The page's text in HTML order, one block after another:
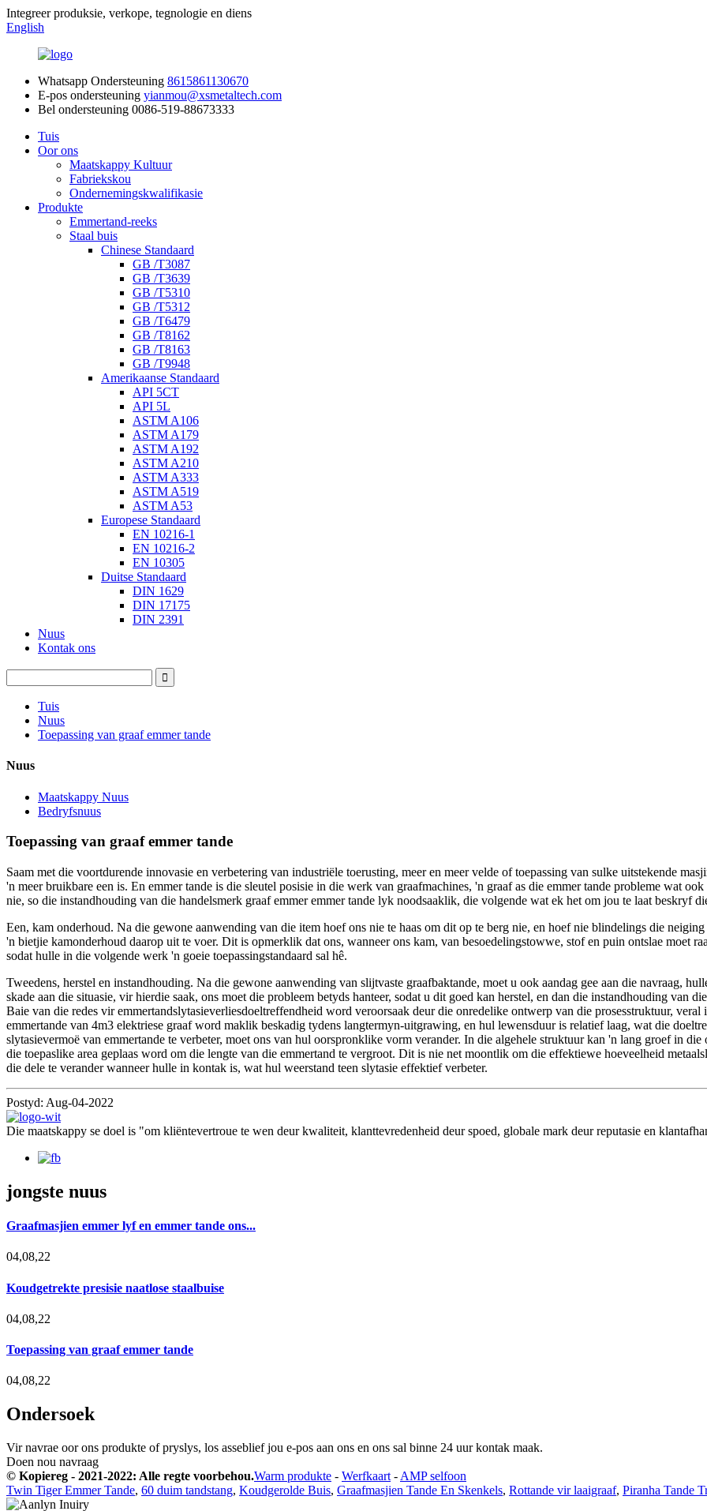
Integreer produksie, verkope, tegnologie en diens
English
Whatsapp Ondersteuning 8615861130670
E-pos ondersteuning yianmou@xsmetaltech.com
Bel ondersteuning 0086-519-88673333
Tuis
Oor ons
Maatskappy Kultuur
Fabriekskou
Ondernemingskwalifikasie
Produkte
Emmertand-reeks
Staal buis
Chinese Standaard
GB /T3087
GB /T3639
GB /T5310
GB /T5312
GB /T6479
GB /T8162
GB /T8163
GB /T9948
Amerikaanse Standaard
API 5CT
API 5L
ASTM A106
ASTM A179
ASTM A192
ASTM A210
ASTM A333
ASTM A519
ASTM A53
Europese Standaard
EN 10216-1
EN 10216-2
EN 10305
Duitse Standaard
DIN 1629
DIN 17175
DIN 2391
Nuus
Kontak ons
Tuis
Nuus
Toepassing van graaf emmer tande
Nuus
Maatskappy Nuus
Bedryfsnuus
Toepassing van graaf emmer tande
Saam met die voortdurende innovasie en verbetering van industriële toerusting, meer en meer velde of toepassing van sulke uitstekende
'n meer bruikbare een is. En emmer tande is die sleutel posisie in die werk van graafmachines, 'n graaf as die emmer tande probleme wat
nie, so die instandhouding van die handelsmerk graaf emmer emmer tande lyk noodsaaklik, die volgende wat ek het om jou te laat beskryf
Een, kam onderhoud. Na die gewone aanwending van die item hoef ons nie te haas om dit op te berg nie, en hoef nie blindelings die
'n bietjie kamonderhoud daarop uit te voer. Dit is opmerklik dat ons, wanneer ons kam, van besoedelingstowwe, stof en puin ontslae moet
sodat hulle in die volgende werk 'n goeie toepassingstandaard sal hê.
Tweedens, herstel en instandhouding. Na die gewone aanwending van slijtvaste graafbaktande, moet u ook aandag gee aan die navraag,
skade aan die situasie, vir hierdie saak, ons moet die probleem betyds hanteer, sodat u dit goed kan herstel, en dan die instandhouding van
Baie van die redes vir emmertandslytasieverliesdoeltreffendheid word veroorsaak deur die onredelike ontwerp van die prosesstruktuur,
emmertande van 4m3 elektriese graaf word maklik beskadig tydens langtermyn-uitgrawing, en hul lewensduur is relatief laag, wat die
slytasievermoë van emmertande te verbeter, moet ons van hul oorspronklike vorm verander. In die algehele struktuur kan 'n lang groef in
die toepaslike area geplaas word om die lengte van die emmertand te vergroot. Dit is nie net moontlik om die effektiewe hoeveelheid
die dele te verander wanneer hulle in kontak is, wat hul weerstand teen slytasie effektief verbeter.
Postyd: Aug-04-2022
Die maatskappy se doel is "om kliëntevertroue te wen deur kwaliteit, klanttevredenheid deur spoed, globale mark deur reputasie en
jongste nuus
Graafmasjien emmer lyf en emmer tande ons...
04,08,22
Koudgetrekte presisie naatlose staalbuise
04,08,22
Toepassing van graaf emmer tande
04,08,22
Ondersoek
Vir navrae oor ons produkte of pryslys, los asseblief jou e-pos aan ons en ons sal binne 24 uur kontak maak.
Doen nou navraag
© Kopiereg - 2021-2022: Alle regte voorbehou.Warm produkte - Werfkaart - AMP selfoon
Twin Tiger Emmer Tande, 60 duim tandstang, Koudgerolde Buis, Graafmasjien Tande En Skenkels, Rottande vir laaigraaf, Piranha Tande